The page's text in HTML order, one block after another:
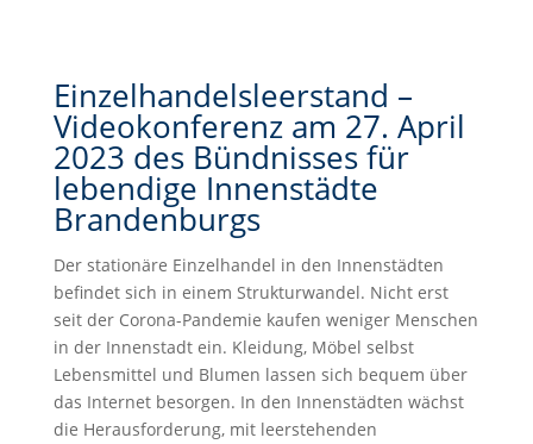
Einzelhandelsleerstand –
Videokonferenz am 27. April
2023 des Bündnisses für
lebendige Innenstädte
Brandenburgs
Der stationäre Einzelhandel in den Innenstädten
befindet sich in einem Strukturwandel. Nicht erst
seit der Corona-Pandemie kaufen weniger Menschen
in der Innenstadt ein. Kleidung, Möbel selbst
Lebensmittel und Blumen lassen sich bequem über
das Internet besorgen. In den Innenstädten wächst
die Herausforderung, mit leerstehenden